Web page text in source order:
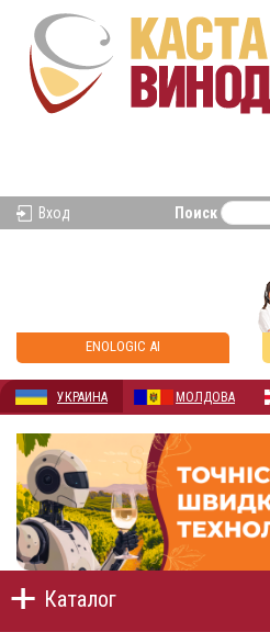
Вход Поиск
ENOLOGIC AI
УКРАИНА МОЛДОВА
Каталог